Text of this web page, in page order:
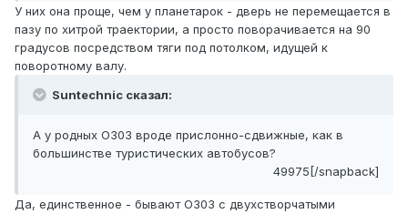
У них она проще, чем у планетарок - дверь не перемещается в
пазу по хитрой траектории, а просто поворачивается на 90
градусов посредством тяги под потолком, идущей к
поворотному валу.
Suntechnic сказал:
А у родных О303 вроде прислонно-сдвижные, как в
большинстве туристических автобусов?
49975[/snapback]
Да, единственное - бывают О303 с двухстворчатыми